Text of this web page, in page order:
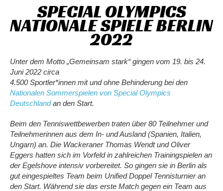
SPECIAL OLYMPICS
NATIONALE SPIELE BERLIN
2022
Unter dem Motto „Gemeinsam stark“ gingen vom 19. bis 24.
Juni 2022 circa
4.500 Sportler*innen mit und ohne Behinderung bei den
Nationalen Sommerspielen von Special Olympics
Deutschlandan den Start.
Beim den Tenniswettbewerben traten über 80 Teilnehmer und
Teilnehmerinnen aus dem In- und Ausland (Spanien, Italien,
Ungarn) an. Die Wackeraner Thomas Wendt und Oliver
Eggers hatten sich im Vorfeld in zahlreichen Trainingspielen an
der Egelshove intensiv vorbereitet. So gingen sie in Berlin als
gut eingespieltes Team beim Unified Doppel Tennisturnier an
den Start. Während sie das erste Match gegen ein Team aus